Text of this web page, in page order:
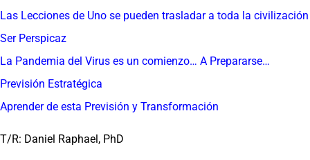
Las Lecciones de Uno se pueden trasladar a toda la civilización
Ser Perspicaz
La Pandemia del Virus es un comienzo… A Prepararse…
Previsión Estratégica
Aprender de esta Previsión y Transformación
T/R: Daniel Raphael, PhD